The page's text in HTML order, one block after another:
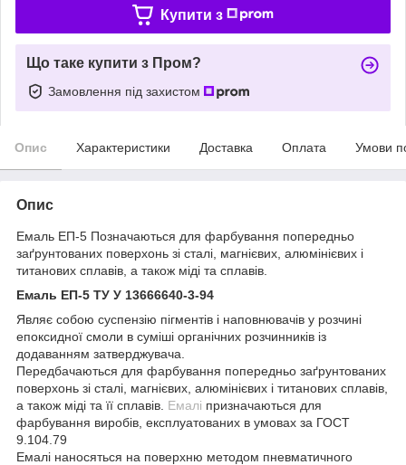
Купити з
Що таке купити з Пром?
Замовлення під захистом
Опис Характеристики Доставка Оплата Умови
Опис
Емаль ЕП-5 Позначаються для фарбування попередньо
заґрунтованих поверхонь зі сталі, магнієвих, алюмінієвих і
титанових сплавів, а також міді та сплавів.
Емаль ЕП-5 ТУ У 13666640-3-94
Являє собою суспензію пігментів і наповнювачів у розчині
епоксидної смоли в суміші органічних розчинників із
додаванням затверджувача.
Передбачаються для фарбування попередньо заґрунтованих
поверхонь зі сталі, магнієвих, алюмінієвих і титанових сплавів,
а також міді та її сплавів. Емалі призначаються для
фарбування виробів, експлуатованих в умовах за ГОСТ
9.104.79
Емалі наносяться на поверхню методом пневматичного